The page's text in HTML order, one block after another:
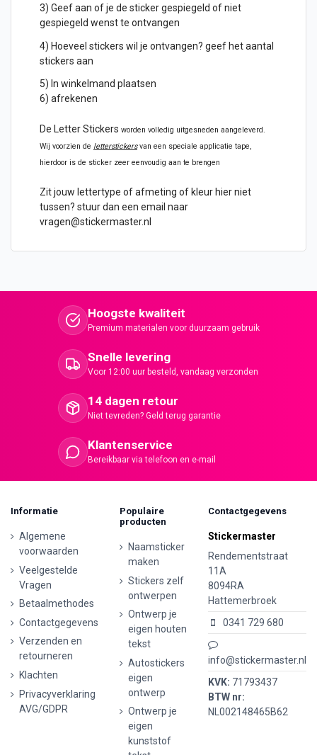
3) Geef aan of je de sticker gespiegeld of niet
gespiegeld wenst te ontvangen
4) Hoeveel stickers wil je ontvangen? geef het aantal
stickers aan
5) In winkelmand plaatsen
6) afrekenen
De Letter Stickers worden volledig uitgesneden aangeleverd.
Wij voorzien de letterstickersvan een speciale applicatie tape,
hierdoor is de sticker zeer eenvoudig aan te brengen
Zit jouw lettertype of afmeting of kleur hier niet
tussen? stuur dan een email naar
vragen@stickermaster.nl
Hoogste kwaliteit
Premium materialen voor duurzaam gebruik
Snelle levering
Voor 12:00 uur besteld, vandaag verzonden
14 dagen retour
Niet tevreden? Geld terug garantie
Klantenservice
Bereikbaar via telefoon en e-mail
Informatie
Algemene
voorwaarden
Veelgestelde
Vragen
Betaalmethodes
Contactgegevens
Verzenden en
retourneren
Klachten
Privacyverklaring
AVG/GDPR
Populaire
producten
Naamsticker
maken
Stickers zelf
ontwerpen
Ontwerp je
eigen houten
tekst
Autostickers
eigen
ontwerp
Ontwerp je
eigen
kunststof
Contactgegevens
Stickermaster
Rendementstraat
11A
8094RA
Hattemerbroek
0341 729 680
info@stickermaster.nl
KVK: 71793437
BTW nr:
NL002148465B62